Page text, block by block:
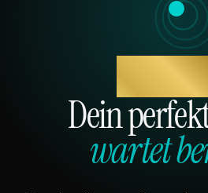
KI
Dein
wartet